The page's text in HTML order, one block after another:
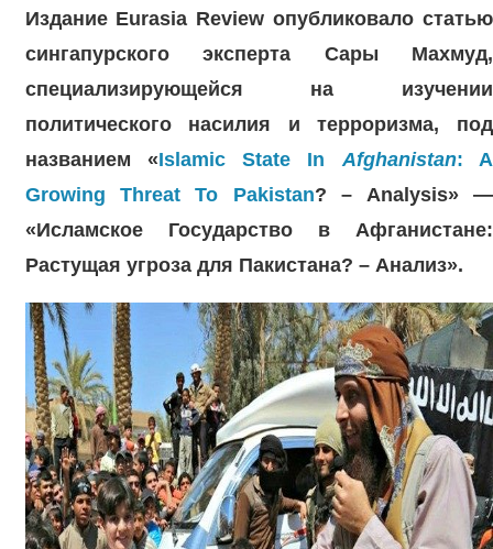
Издание Eurasia Review опубликовало статью
сингапурского эксперта Сары Махмуд,
специализирующейся на изучении
политического насилия и терроризма, под
названием «Islamic State In Afghanistan: A
Growing Threat To Pakistan? – Analysis» —
«Исламское Государство в Афганистане:
Растущая угроза для Пакистана? – Анализ».